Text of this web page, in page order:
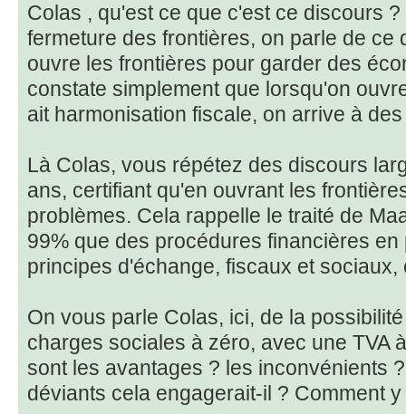
Colas , qu'est ce que c'est ce discours
fermeture des frontières, on parle de ce
ouvre les frontières pour garder des
constate simplement que lorsqu'on
ait harmonisation fiscale, on arrive à
Là Colas, vous répétez des discours
ans, certifiant qu'en ouvrant les
problèmes. Cela rappelle le traité de
99% que des procédures financières
principes d'échange, fiscaux et
On vous parle Colas, ici, de la
charges sociales à zéro, avec une TVA
sont les avantages ? les inconvénients
déviants cela engagerait-il ? Comment